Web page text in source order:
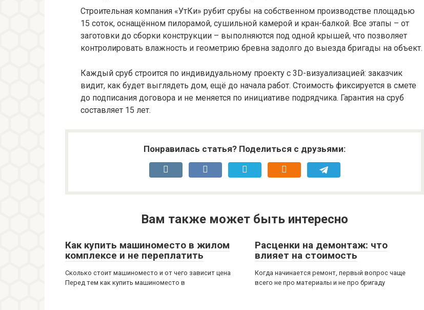
Строительная компания «УтКи» рубит срубы на собственном производстве площадью
15 соток, оснащённом пилорамой, сушильной камерой и кран-балкой. Все этапы – от
заготовки до сборки конструкции – выполняются под одной крышей, что позволяет
контролировать влажность и геометрию бревна задолго до выезда бригады на объект.
Каждый сруб строится по индивидуальному проекту с 3D-визуализацией: заказчик
видит, как будет выглядеть дом, ещё до начала работ. Стоимость фиксируется в смете
до подписания договора и не меняется по инициативе подрядчика. Гарантия на сруб
составляет 15 лет.
Понравилась статья? Поделиться с друзьями:
Вам также может быть интересно
Как купить машиноместо в жилом
комплексе и не переплатить
Сколько стоит машиноместо и от чего зависит цена
Перед тем как купить машиноместо в
Расценки на демонтаж: что
влияет на стоимость
Когда начинается ремонт, первый вопрос чаще
всего не про материалы и не про бригаду